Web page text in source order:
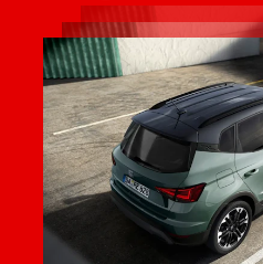
Über uns
Aktionen